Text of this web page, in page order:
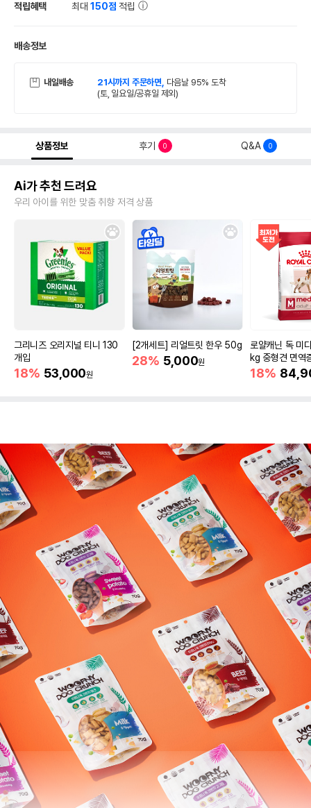
적립혜택 최대150점 적립
배송정보
내일배송 21시까지 주문하면, 다음날 95% 도착
(토, 일요일/공휴일 제외)
상품정보 후기 0 Q&A 0
Ai가 추천 드려요
우리 아이를 위한 맞춤 취향 저격 상품
그리니즈 오리지널 티니 130
개입
18% 53,000원
[2개세트] 리얼트릿 한우 50g
28% 5,000원
로얄캐닌 독 미
kg 중형견 면역
18%